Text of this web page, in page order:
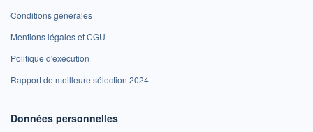
Conditions générales
Mentions légales et CGU
Politique d'exécution
Rapport de meilleure sélection 2024
Données personnelles